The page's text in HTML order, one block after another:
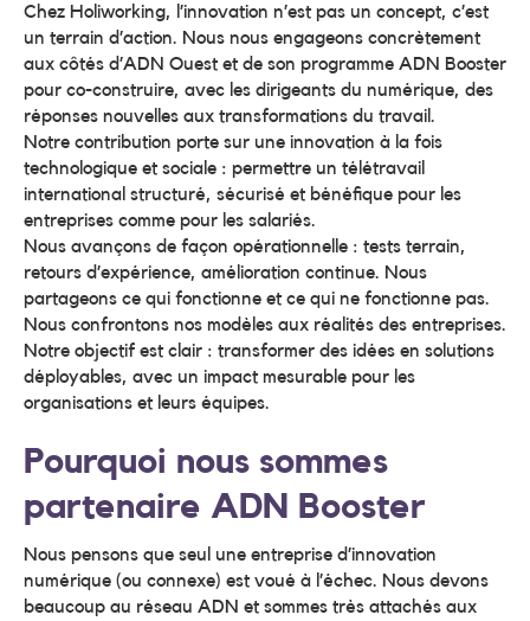
Chez Holiworking, l’innovation n’est pas un concept, c’est
un terrain d’action. Nous nous engageons concrètement
aux côtés d’ADN Ouest et de son programme ADN Booster
pour co-construire, avec les dirigeants du numérique, des
réponses nouvelles aux transformations du travail.
Notre contribution porte sur une innovation à la fois
technologique et sociale : permettre un télétravail
international structuré, sécurisé et bénéfique pour les
entreprises comme pour les salariés.
Nous avançons de façon opérationnelle : tests terrain,
retours d’expérience, amélioration continue. Nous
partageons ce qui fonctionne et ce qui ne fonctionne pas.
Nous confrontons nos modèles aux réalités des entreprises.
Notre objectif est clair : transformer des idées en solutions
déployables, avec un impact mesurable pour les
organisations et leurs équipes.
Pourquoi nous sommes
partenaire ADN Booster
Nous pensons que seul une entreprise d’innovation
numérique (ou connexe) est voué à l’échec. Nous devons
beaucoup au réseau ADN et sommes très attachés aux